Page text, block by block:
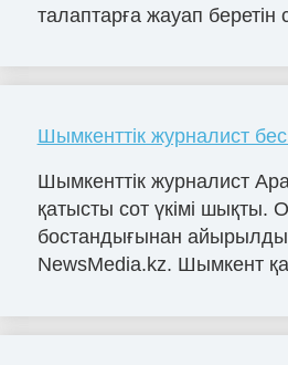
талаптарға жауап беретін
Шымкенттік журналист
Шымкенттік журналист
қатысты сот үкімі шықты.
бостандығынан
NewsMedia.kz. Шымкент